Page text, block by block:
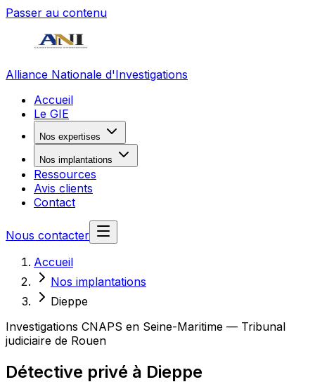
Passer au contenu
Alliance Nationale d'Investigations
Accueil
Le GIE
Nos expertises
Nos implantations
Ressources
Avis clients
Contact
Nous contacter
Accueil
Nos implantations
Dieppe
Investigations CNAPS en Seine-Maritime — Tribunal
judiciaire de Rouen
Détective privé à Dieppe